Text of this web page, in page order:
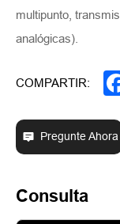
multipunto,
analógicas).
COMPARTIR:
Pregunte Ahora
Consulta